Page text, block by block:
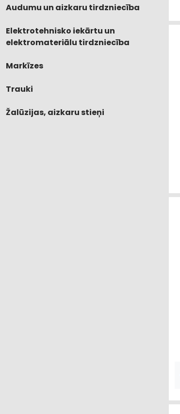
Audumu un aizkaru tirdzniecība
Elektrotehnisko iekārtu un
elektromateriālu tirdzniecība
Markīzes
Trauki
Žalūzijas, aizkaru stieņi